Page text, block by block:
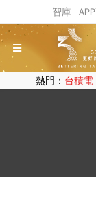
熱門： 台積電